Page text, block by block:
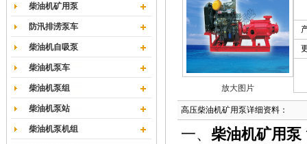
柴油机矿用泵
防汛排涝泵车
柴油机自吸泵
柴油机泵车
柴油机泵组
柴油机泵站
柴油机泵机组
放大图片
高压柴油机矿用泵详细资料：
一、 柴油机矿用泵